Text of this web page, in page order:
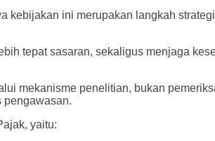
kebijakan ini merupakan langkah
tepat sasaran, sekaligus menjaga
mekanisme penelitian, bukan
pengawasan.
yaitu: